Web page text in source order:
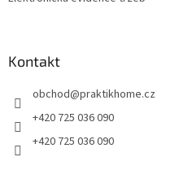
Kontakt
obchod@praktikhome.cz
+420 725 036 090
+420 725 036 090